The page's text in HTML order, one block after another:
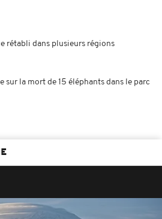
rétabli dans plusieurs régions
sur la mort de 15 éléphants dans le parc